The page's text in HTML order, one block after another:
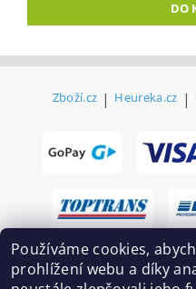
Zboží.cz | Heureka.cz |
Používáme cookies,
prohlížení webu a díky